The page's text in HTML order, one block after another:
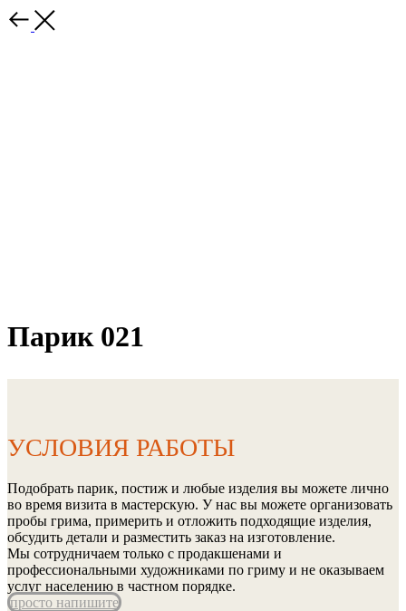
Парик 021
УСЛОВИЯ РАБОТЫ
Подобрать парик, постиж и любые изделия вы можете лично
во время визита в мастерскую. У нас вы можете организовать
пробы грима, примерить и отложить подходящие изделия,
обсудить детали и разместить заказ на изготовление.
Мы сотрудничаем только с продакшенами и
профессиональными художниками по гриму и не оказываем
услуг населению в частном порядке.
просто напишите